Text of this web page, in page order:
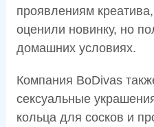
проявлениям
оценили новинку, но
домашних условиях.
Компания BoDivas
сексуальные
кольца для сосков и